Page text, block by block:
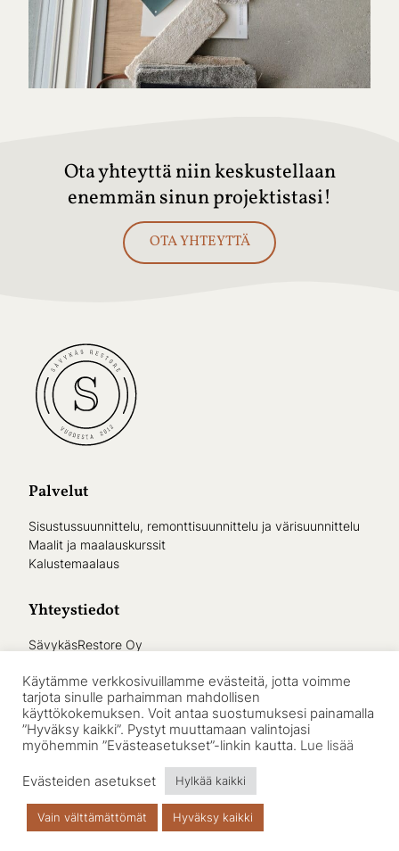
Ota yhteyttä niin keskustellaan
enemmän sinun projektistasi!
OTA YHTEYTTÄ
SOITA 045 78363 977
Palvelut
Sisustussuunnittelu, remonttisuunnittelu ja värisuunnittelu
Maalit ja maalauskurssit
Kalustemaalaus
Yhteystiedot
SävykäsRestore Oy
045 78363 977
info@savykasrestore.fi
© SävykäsRestore Oy –Tietosuojaseloste
WordPress-kotisivut
Helpotkotisivut.fi
Käytämme verkkosivuillamme evästeitä, jotta voimme
tarjota sinulle parhaimman mahdollisen
käyttökokemuksen. Voit antaa suostumuksesi painamalla
”Hyväksy kaikki”. Pystyt muuttamaan valintojasi
myöhemmin ”Evästeasetukset”-linkin kautta. Lue lisää
Evästeiden asetukset Hylkää kaikki
Vain välttämättömät Hyväksy kaikki